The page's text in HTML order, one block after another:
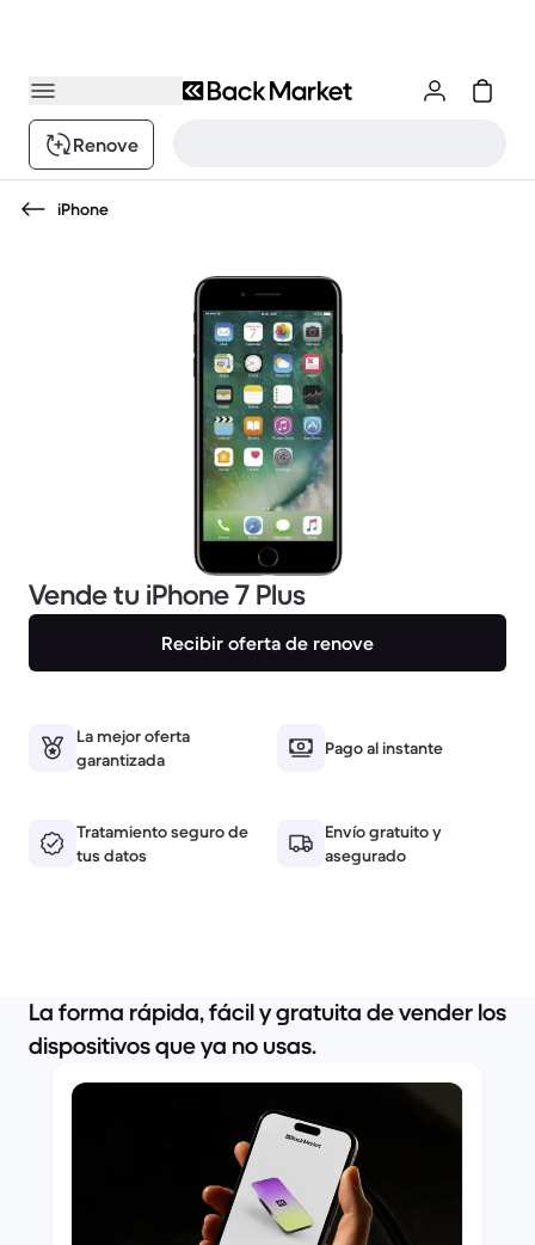
Renove
iPhone
Vende tu iPhone 7 Plus
Recibir oferta de renove
La mejor oferta
garantizada
Pago al instante
Tratamiento seguro de
tus datos
Envío gratuito y
asegurado
La forma rápida, fácil y gratuita de vender los
dispositivos que ya no usas.